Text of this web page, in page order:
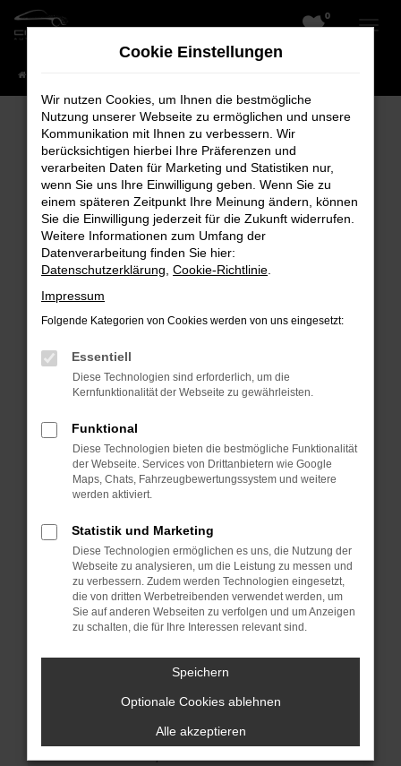
Zum
0
Fehler: Network Error
Beim Laden ist ein Fehler aufgetreten.
Hier sind ein paar Tipps, die dir helfen können:
Überprüfe deine Firewall und deine
Internetverbindung.
Laden andere Webseiten, zum Beispiel
deine Suchmaschine?
Manche Erweiterungen, wie Werbeblocker,
können das Laden bestimmter Seiten
anderen Browser oder in einem privaten
Fenster?
Starte dein Gerät neu.
Das kann manchmal helfen,
vorübergehende Probleme zu beheben.
Stelle sicher, dass dein Browser und dein
Betriebssystem auf dem neuesten Stand
sind.
Veraltete Software birgt nicht nur ein
führen, dass bestimmte Funktionen nicht
mehr unterstützt werden.
Wende dich an den Webseitenbetreiber.
Wenn du alle oben genannten Schritte
versucht hast, kontaktiere uns bitte. Wir
Cookie Einstellungen
Wir nutzen Cookies, um Ihnen die bestmögliche
Nutzung unserer Webseite zu ermöglichen und unsere
Kommunikation mit Ihnen zu verbessern. Wir
berücksichtigen hierbei Ihre Präferenzen und
verarbeiten Daten für Marketing und Statistiken nur,
wenn Sie uns Ihre Einwilligung geben. Wenn Sie zu
einem späteren Zeitpunkt Ihre Meinung ändern, können
Sie die Einwilligung jederzeit für die Zukunft widerrufen.
Weitere Informationen zum Umfang der
Datenverarbeitung finden Sie hier:
Datenschutzerklärung Cookie-Richtlinie
Impressum
Folgende Kategorien von Cookies werden von uns eingesetzt:
Essentiell
Diese Technologien sind erforderlich, um die
Kernfunktionalität der Webseite zu gewährleisten.
Funktional
Diese Technologien bieten die bestmögliche Funktionalität
der Webseite. Services von Drittanbietern wie Google
Maps, Chats, Fahrzeugbewertungssystem und weitere
werden aktiviert.
Statistik und Marketing
Diese Technologien ermöglichen es uns, die Nutzung der
Webseite zu analysieren, um die Leistung zu messen und
zu verbessern. Zudem werden Technologien eingesetzt,
die von dritten Werbetreibenden verwendet werden, um
Sie auf anderen Webseiten zu verfolgen und um Anzeigen
zu schalten, die für Ihre Interessen relevant sind.
Speichern
Optionale Cookies ablehnen
Alle akzeptieren